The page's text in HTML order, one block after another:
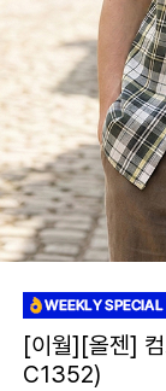
[이월][올젠]
C1352)